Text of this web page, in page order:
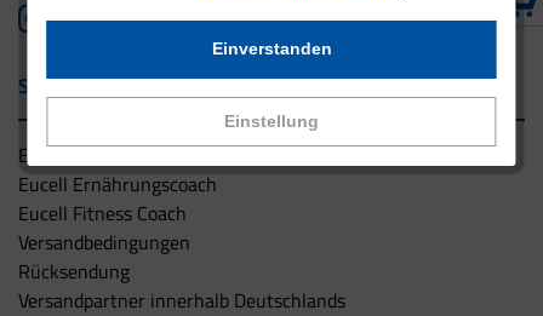
Einstellung
Einverstanden
Service & Versand
Eucell Gesundheitsservice
Eucell Ernährungscoach
Eucell Fitness Coach
Versandbedingungen
Rücksendung
Versandpartner innerhalb Deutschlands